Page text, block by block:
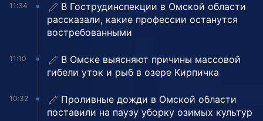
11:34
В Гострудинспекции в Омской области
рассказали, какие профессии останутся
востребованными
11:10
В Омске выясняют причины массовой
гибели уток и рыб в озере Кирпичка
10:32
Проливные дожди в Омской области
поставили на паузу уборку озимых культур